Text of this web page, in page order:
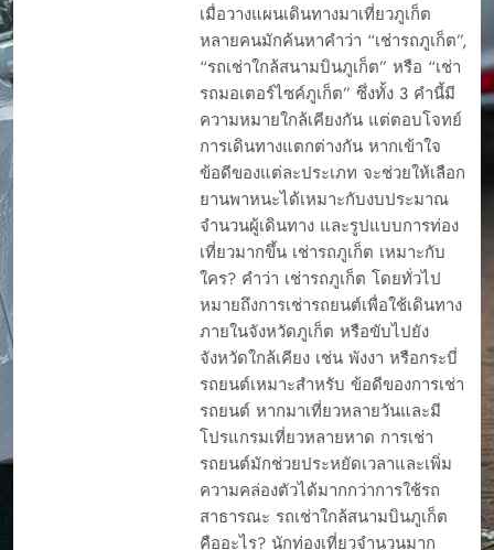
เมื่อวางแผนเดินทางมาเที่ยวภูเก็ต
หลายคนมักค้นหาคำว่า “เช่ารถภูเก็ต”,
“รถเช่าใกล้สนามบินภูเก็ต” หรือ “เช่า
รถมอเตอร์ไซค์ภูเก็ต” ซึ่งทั้ง 3 คำนี้มี
ความหมายใกล้เคียงกัน แต่ตอบโจทย์
การเดินทางแตกต่างกัน หากเข้าใจ
ข้อดีของแต่ละประเภท จะช่วยให้เลือก
ยานพาหนะได้เหมาะกับงบประมาณ
จำนวนผู้เดินทาง และรูปแบบการท่อง
เที่ยวมากขึ้น เช่ารถภูเก็ต เหมาะกับ
ใคร? คำว่า เช่ารถภูเก็ต โดยทั่วไป
หมายถึงการเช่ารถยนต์เพื่อใช้เดินทาง
ภายในจังหวัดภูเก็ต หรือขับไปยัง
จังหวัดใกล้เคียง เช่น พังงา หรือกระบี่
รถยนต์เหมาะสำหรับ ข้อดีของการเช่า
รถยนต์ หากมาเที่ยวหลายวันและมี
โปรแกรมเที่ยวหลายหาด การเช่า
รถยนต์มักช่วยประหยัดเวลาและเพิ่ม
ความคล่องตัวได้มากกว่าการใช้รถ
สาธารณะ รถเช่าใกล้สนามบินภูเก็ต
คืออะไร? นักท่องเที่ยวจำนวนมาก